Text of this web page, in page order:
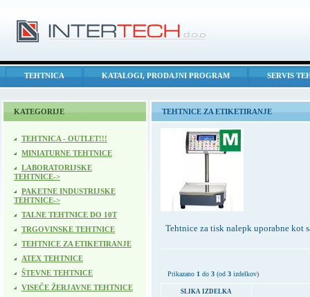
TEHTNICA KATALOGI, PRODAJNI PROGRAM SERVIS
KATEGORIJE
TEHTNICA - OUTLET!!!
MINIATURNE TEHTNICE
LABORATORIJSKE
TEHTNICE->
PAKETNE INDUSTRIJSKE
TEHTNICE->
TALNE TEHTNICE DO 10T
TRGOVINSKE TEHTNICE
TEHTNICE ZA ETIKETIRANJE
ATEX TEHTNICE
ŠTEVNE TEHTNICE
VISEČE ŽERJAVNE TEHTNICE
TEHTNICE ZA ETIKETIRANJE
Tehtnice za tisk nalepk uporabne kot
Prikazano 1 do 3 (od 3 izdelkov)
SLIKA IZDELKA